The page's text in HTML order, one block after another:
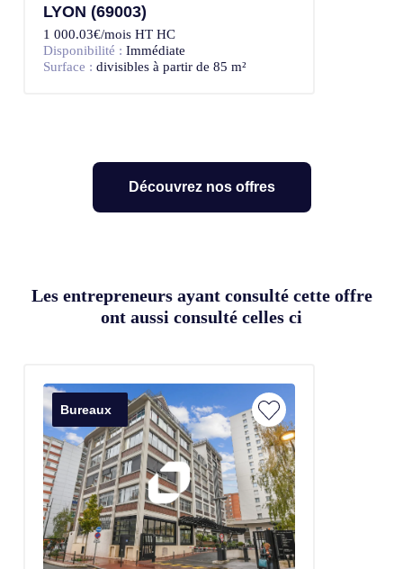
LYON (69003)
1 000.03€/mois HT HC
Disponibilité : Immédiate
Surface : divisibles à partir de 85 m²
Découvrez nos offres
Les entrepreneurs ayant consulté cette offre
ont aussi consulté celles ci
Bureaux